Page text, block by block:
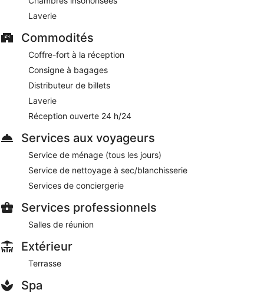
Les clients profiteront d'un petit déjeuner continental gratuit
tous les jours de 07 h 30 à 10 h 30.
Hotel Lirak possède un restaurant sur place.
Un service d'étage (horaires limités) est disponible.
Laverie
Commodités
Coffre-fort à la réception
Consigne à bagages
Distributeur de billets
Laverie
Réception ouverte 24 h/24
Services aux voyageurs
Service de ménage (tous les jours)
Service de nettoyage à sec/blanchisserie
Services de conciergerie
Services professionnels
Salles de réunion
Extérieur
Terrasse
Spa